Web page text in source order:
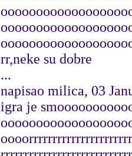
rr,neke su dobre
...
napisao milica, 03
igra je